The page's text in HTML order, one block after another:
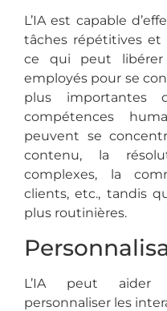
L’IA est capable
tâches répétitives et
ce qui peut
employés pour se
plus importantes
compétences
peuvent se
contenu, la
complexes, la
clients, etc., tandis
plus routinières.
L’IA peut aider
personnaliser les